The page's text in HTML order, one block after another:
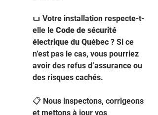
📜 Votre installation respecte-t-
elle le Code de sécurité
électrique du Québec ? Si ce
n’est pas le cas, vous pourriez
avoir des refus d’assurance ou
des risques cachés.
📋 Nous inspectons, corrigeons
et mettons à jour vos